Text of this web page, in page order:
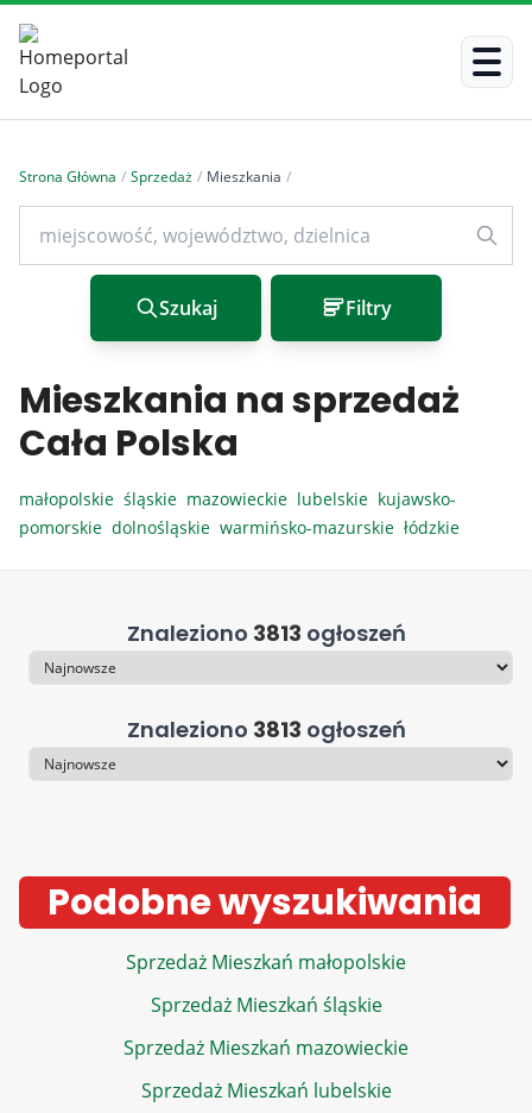
Strona Główna / Sprzedaż / Mieszkania /
Szukaj Filtry
Mieszkania na sprzedaż
Cała Polska
małopolskie śląskie mazowieckie lubelskie kujawsko-
pomorskie dolnośląskie warmińsko-mazurskie łódzkie
Znaleziono 3813 ogłoszeń
Sortowanie
Znaleziono 3813 ogłoszeń
Sortowanie
Podobne wyszukiwania
Sprzedaż Mieszkań małopolskie
Sprzedaż Mieszkań śląskie
Sprzedaż Mieszkań mazowieckie
Sprzedaż Mieszkań lubelskie